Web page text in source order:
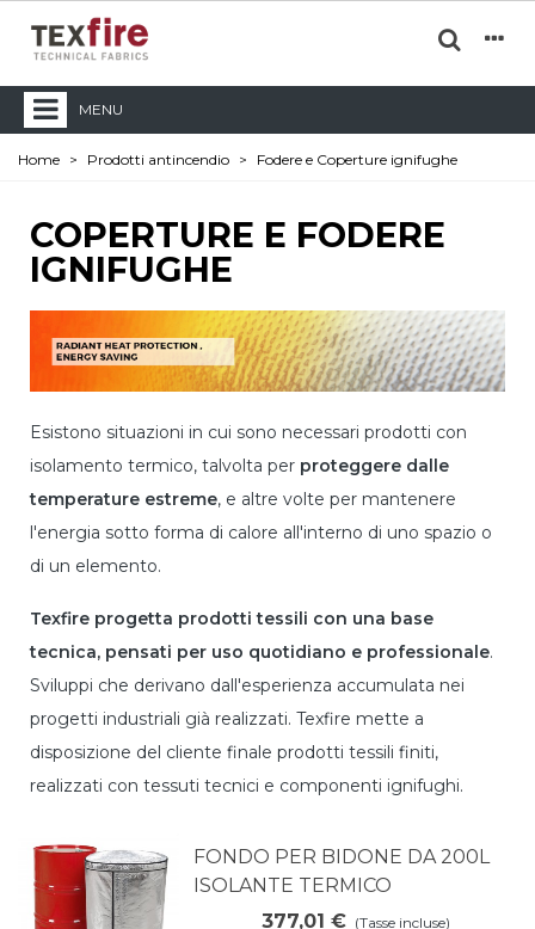
MENU
Home > Prodotti antincendio > Fodere e Coperture ignifughe
COPERTURE E FODERE
IGNIFUGHE
Esistono situazioni in cui sono necessari prodotti con
isolamento termico, talvolta per proteggere dalle
temperature estreme, e altre volte per mantenere
l'energia sotto forma di calore all'interno di uno spazio o
di un elemento.
Texfire progetta prodotti tessili con una base
tecnica, pensati per uso quotidiano e professionale.
Sviluppi che derivano dall'esperienza accumulata nei
progetti industriali già realizzati. Texfire mette a
disposizione del cliente finale prodotti tessili finiti,
realizzati con tessuti tecnici e componenti ignifughi.
FONDO PER BIDONE DA 200L
ISOLANTE TERMICO
377,01 € (Tasse incluse)